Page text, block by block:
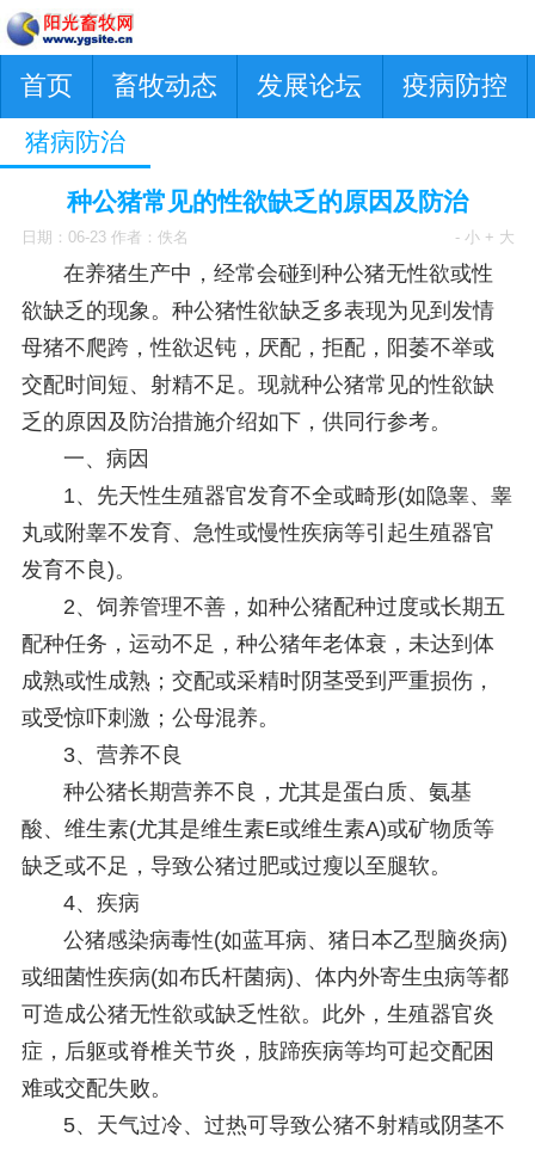
首页 畜牧动态 发展论坛 疫病防控
猪病防治
种公猪常见的性欲缺乏的原因及防治
日期：06-23 作者：佚名 - 小 + 大
在养猪生产中，经常会碰到种公猪无性欲或性
欲缺乏的现象。种公猪性欲缺乏多表现为见到发情
母猪不爬跨，性欲迟钝，厌配，拒配，阳萎不举或
交配时间短、射精不足。现就种公猪常见的性欲缺
乏的原因及防治措施介绍如下，供同行参考。
一、病因
1、先天性生殖器官发育不全或畸形(如隐睾、睾
丸或附睾不发育、急性或慢性疾病等引起生殖器官
发育不良)。
2、饲养管理不善，如种公猪配种过度或长期五
配种任务，运动不足，种公猪年老体衰，未达到体
成熟或性成熟；交配或采精时阴茎受到严重损伤，
或受惊吓刺激；公母混养。
3、营养不良
种公猪长期营养不良，尤其是蛋白质、氨基
酸、维生素(尤其是维生素E或维生素A)或矿物质等
缺乏或不足，导致公猪过肥或过瘦以至腿软。
4、疾病
公猪感染病毒性(如蓝耳病、猪日本乙型脑炎病)
或细菌性疾病(如布氏杆菌病)、体内外寄生虫病等都
可造成公猪无性欲或缺乏性欲。此外，生殖器官炎
症，后躯或脊椎关节炎，肢蹄疾病等均可起交配困
难或交配失败。
5、天气过冷、过热可导致公猪不射精或阴茎不